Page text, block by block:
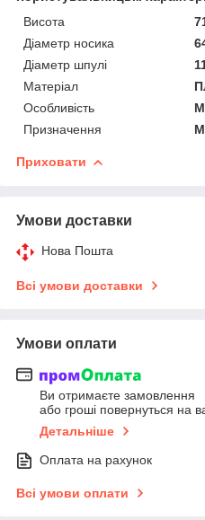
Висота
Діаметр носика
Діаметр шпулі
Матеріал
Особливість
Призначення
Приховати
Умови доставки
Нова Пошта
Всі умови доставки
Умови оплати
Ви отримаєте замовлення
або гроші повернуться на
Детальніше
Оплата на рахунок
Всі умови оплати